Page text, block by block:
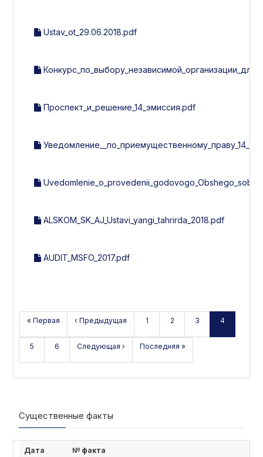
Ustav_ot_29.06.2018.pdf
Проспект_и_решение_14_эмиссия.pdf
ALSKOM_SK_AJ_Ustavi_yangi_tahrirda_2018.pdf
AUDIT_MSFO_2017.pdf
« Первая ‹ Предыдущая 1 2 3 4
5 6 Следующая › Последняя »
Существенные факты
Дата № факта